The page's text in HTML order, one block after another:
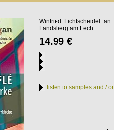
Winfried Lichtscheidel an
Landsberg am Lech
14.99 €
listen to samples and /